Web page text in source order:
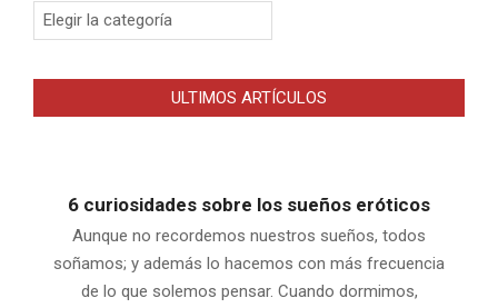
Categorias
ULTIMOS ARTÍCULOS
6 curiosidades sobre los sueños eróticos
Aunque no recordemos nuestros sueños, todos
soñamos; y además lo hacemos con más frecuencia
de lo que solemos pensar. Cuando dormimos,